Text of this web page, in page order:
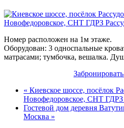
Номер расположен на 1м этаже.
Оборудован: 3 односпальные
матрасами; тумбочка, вешалка.
« Киевское шоссе, посёлок
Новофедоровское, СНТ
Гостевой дом деревня
Москва »